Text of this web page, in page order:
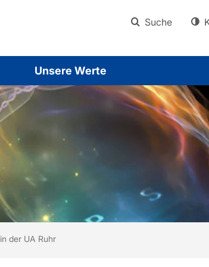
Suche
Unsere Werte
der UA Ruhr